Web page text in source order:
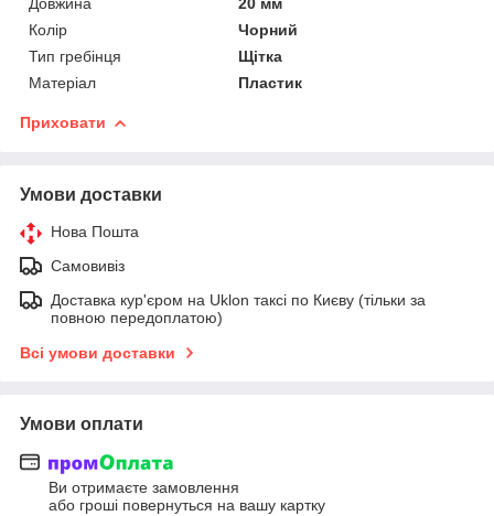
Колір
Чорний
Тип гребінця
Щітка
Матеріал
Пластик
Приховати
Умови доставки
Нова Пошта
Самовивіз
Доставка кур'єром на Uklon таксі по Києву (тільки за
повною передоплатою)
Всі умови доставки
Умови оплати
Ви отримаєте замовлення
або гроші повернуться на вашу картку